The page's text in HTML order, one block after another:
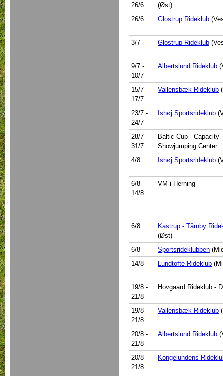
26/6
(Øst)
26/6
Glostrup Rideklub
3/7 Glostrup Rideklub
9/7 -
10/7
Albertslund Rideklub
15/7 -
17/7
Vallensbæk Rideklub
23/7 -
24/7
Ishøj Sportsrideklub
28/7 -
31/7
Baltic Cup - Capacity
Showjumping Center
4/8
Ishøj Sportsrideklub
6/8 -
14/8
VM i Herning
6/8
Kastrup - Tårnby
(Øst)
6/8
Sportsrideklubben
14/8
Lundtofte Rideklub
19/8 -
21/8
Hovgaard Rideklub -
19/8 -
21/8
Vallensbæk Rideklub
20/8 -
21/8
Albertslund Rideklub
20/8 -
21/8
Kongelundens